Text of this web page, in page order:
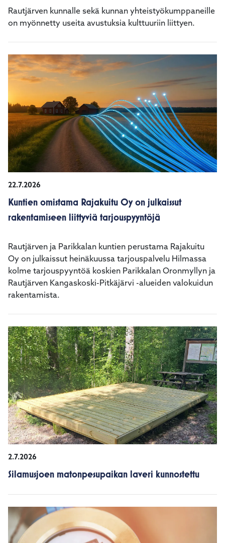
Rautjärven kunnalle sekä kunnan yhteistyökumppaneille
on myönnetty useita avustuksia kulttuuriin liittyen.
22.7.2026
Kuntien omistama Rajakuitu Oy on julkaissut
rakentamiseen liittyviä tarjouspyyntöjä
Rautjärven ja Parikkalan kuntien perustama Rajakuitu
Oy on julkaissut heinäkuussa tarjouspalvelu Hilmassa
kolme tarjouspyyntöä koskien Parikkalan Oronmyllyn ja
Rautjärven Kangaskoski-Pitkäjärvi -alueiden valokuidun
2.7.2026
Silamusjoen matonpesupaikan laveri kunnostettu